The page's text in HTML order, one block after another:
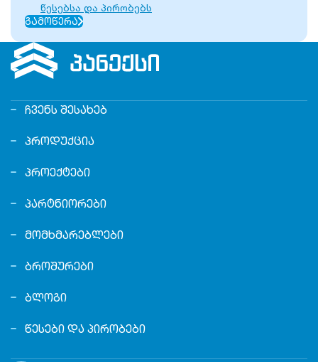
წესებსა და პირობებს
ᲒᲐᲛᲝᲬᲔᲠᲐ
ᲩᲕᲔᲜᲡ ᲨᲔᲡᲐᲮᲔᲑ
ᲞᲠᲝᲓᲣᲥᲪᲘᲐ
ᲞᲠᲝᲔᲥᲢᲔᲑᲘ
ᲞᲐᲠᲢᲜᲘᲝᲠᲔᲑᲘ
ᲛᲝᲛᲮᲛᲐᲠᲔᲑᲚᲔᲑᲘ
ᲑᲠᲝᲨᲣᲠᲔᲑᲘ
ᲑᲚᲝᲒᲘ
ᲬᲔᲡᲔᲑᲘ ᲓᲐ ᲞᲘᲠᲝᲑᲔᲑᲘ